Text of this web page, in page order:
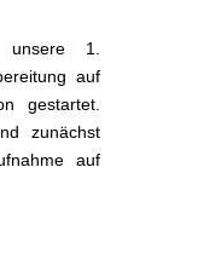
1.
auf
gestartet.
zunächst
auf